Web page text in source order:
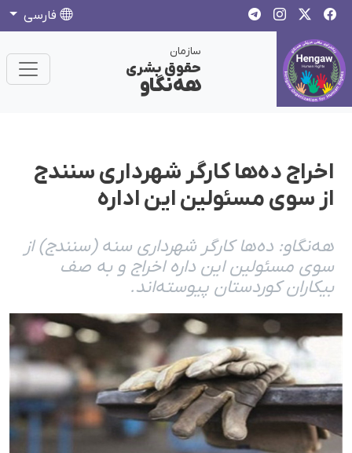
فارسی
سازمان
حقوق بشری
هەنگاو
اخراج دەها کارگر شهرداری سنندج
از سوی مسئولین این ادارە
هەنگاو: دەها کارگر شهرداری سنە (سنندج) از
سوی مسئولین این دارە اخراج و بە صف
بیکاران کوردستان پیوستەاند.